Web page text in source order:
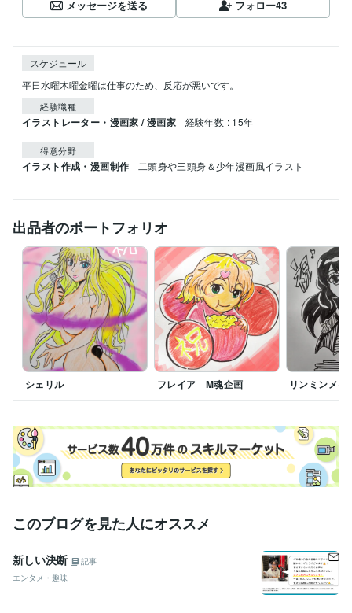
メッセージを送る フォロー43
スケジュール
平日水曜木曜金曜は仕事のため、反応が悪いです。
経験職種
イラストレーター・漫画家 / 漫画家 経験年数 : 15年
得意分野
イラスト作成・漫画制作 二頭身や三頭身＆少年漫画風イラスト
出品者のポートフォリオ
シェリル フレイア M魂企画 リンミンメイ
このブログを見た人にオススメ
新しい決断
記事
エンタメ・趣味